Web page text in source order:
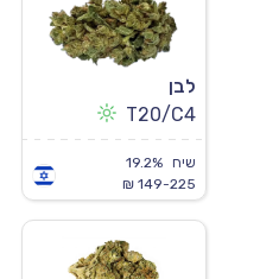
לבן
T20/C4
שיח
19.2%
149-225 ₪